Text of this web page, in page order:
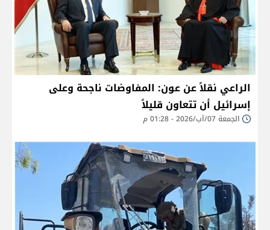
الراعي نقلاً عن عون: المفاوضات ناجحة وعلى
إسرائيل أن تتعاون قليلاً
الجمعة 07/آب/2026 - 01:28 م